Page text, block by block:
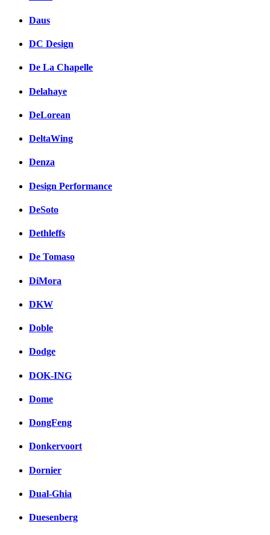
Daus
DC Design
De La Chapelle
Delahaye
DeLorean
DeltaWing
Denza
Design Performance
DeSoto
Dethleffs
De Tomaso
DiMora
DKW
Doble
Dodge
DOK-ING
Dome
DongFeng
Donkervoort
Dornier
Dual-Ghia
Duesenberg